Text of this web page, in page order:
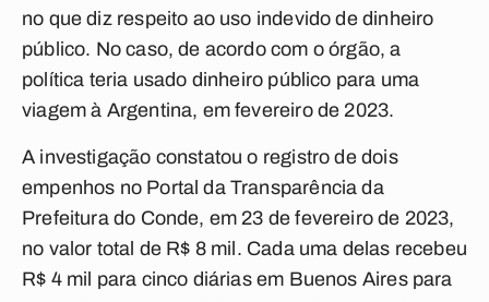
no que diz respeito ao uso indevido de dinheiro
público. No caso, de acordo com o órgão, a
política teria usado dinheiro público para uma
viagem à Argentina, em fevereiro de 2023.
A investigação constatou o registro de dois
empenhos no Portal da Transparência da
Prefeitura do Conde, em 23 de fevereiro de 2023,
no valor total de R$ 8 mil. Cada uma delas recebeu
R$ 4 mil para cinco diárias em Buenos Aires para